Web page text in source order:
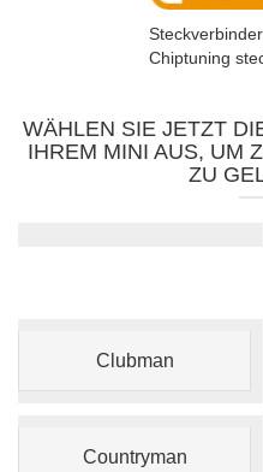
Chiptuning
WÄHLEN SIE JETZT
IHREM MINI AUS, UM
ZU
Clubman
Countryman